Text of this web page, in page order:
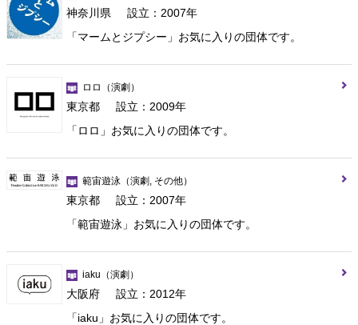
神奈川県
設立：2007年
「マームとジプシー」お気に入りの団体です。
ロロ （演劇）
東京都
設立：2009年
「ロロ」お気に入りの団体です。
範宙遊泳 （演劇, その他）
東京都
設立：2007年
「範宙遊泳」お気に入りの団体です。
iaku （演劇）
大阪府
設立：2012年
「iaku」お気に入りの団体です。